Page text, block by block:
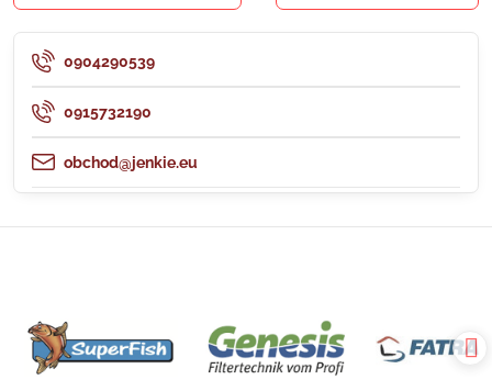
0904290539
0915732190
obchod@jenkie.eu